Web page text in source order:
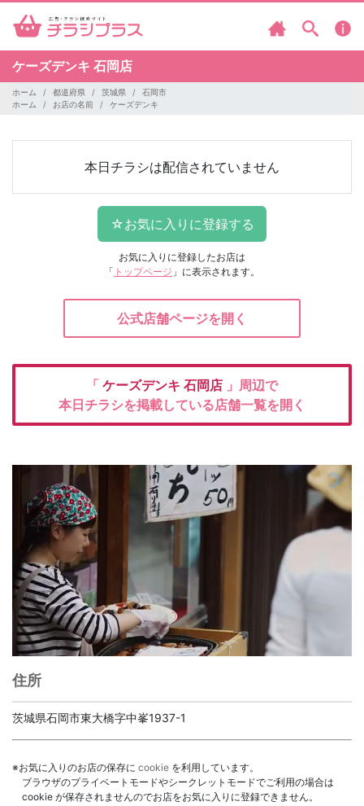
ケーズデンキ 石岡店
ホーム 都道府県 茨城県
石岡市
ホーム
お店の名前 ケーズデンキ
本日チラシは配信されていません
お気に入りに登録したお店は
「 トップページ 」に表示されます。
公式店舗ページを開く
「 ケーズデンキ 石岡店 」周辺で
本日チラシを掲載している店舗一覧を開く
住所
茨城県石岡市東大橋字中峯1937-1
※お気に入りのお店の保存に cookie を利用しています。
ブラウザのプライベートモードやシークレットモードでご利用の場合は
cookie が保存されませんのでお店をお気に入りに登録できません。